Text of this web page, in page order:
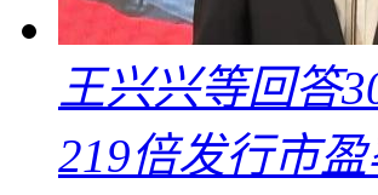
王兴兴等回答
219倍发行市